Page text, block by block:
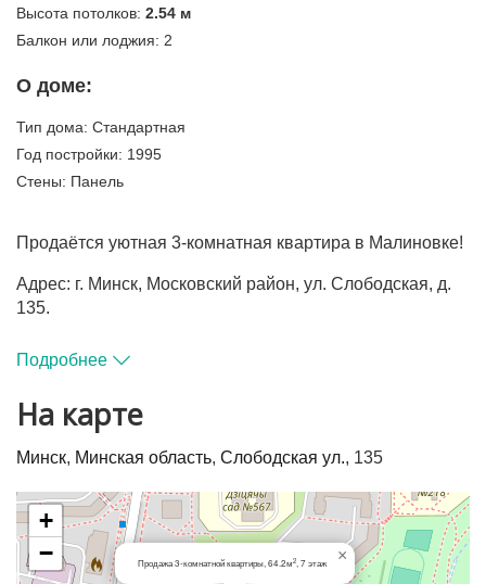
Высота потолков: 2.54 м
Балкон или лоджия: 2
О доме:
Тип дома: Стандартная
Год постройки: 1995
Стены: Панель
Продаётся уютная 3-комнатная квартира в Малиновке!
Адрес: г. Минск, Московский район, ул. Слободская, д.
135.
Основные характеристики:
7.0 м² (Площадь по СНБ — 71.4 м²)
Санузел: раздельный (комфортно для большой семьи)
Этаж: 7 из 9 (комфортный средний этаж, не угловая)
Дом: панельный, 1995 года постройки
Высота потолков: 2.54 м
Подробнее
На карте
Минск, Минская область, Слободская ул., 135
Продажа 3-комнатной квартиры, 64.2м2 , 7 этаж ×
+
−